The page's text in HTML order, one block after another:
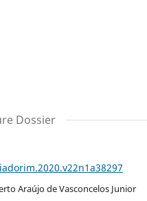
Dossier
Araújo de Vasconcelos Junior